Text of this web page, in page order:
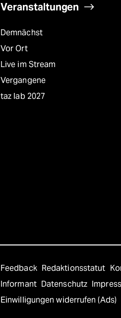
Veranstaltungen
Demnächst
Vor Ort
Live im Stream
Vergangene
taz lab 2027
Feedback Redaktionsstatut
Informant Datenschutz
Einwilligungen widerrufen (Ads)